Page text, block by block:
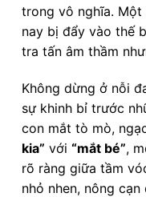
trong vô nghĩa. Một
nay bị đẩy vào thế
tra tấn âm thầm
Không dừng ở nỗi
sự khinh bỉ trước
con mắt tò mò,
kia” với “mắt bé”,
rõ ràng giữa tầm
nhỏ nhen, nông